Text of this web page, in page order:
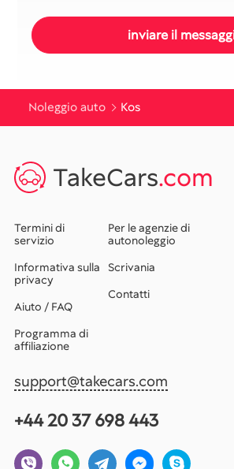
Noleggio auto Kos
TakeCars.com
Termini di
servizio
Informativa sulla
privacy
Aiuto / FAQ
Programma di
affiliazione
Per le agenzie di
autonoleggio
Scrivania
Contatti
support@takecars.com
+44 20 37 698 443